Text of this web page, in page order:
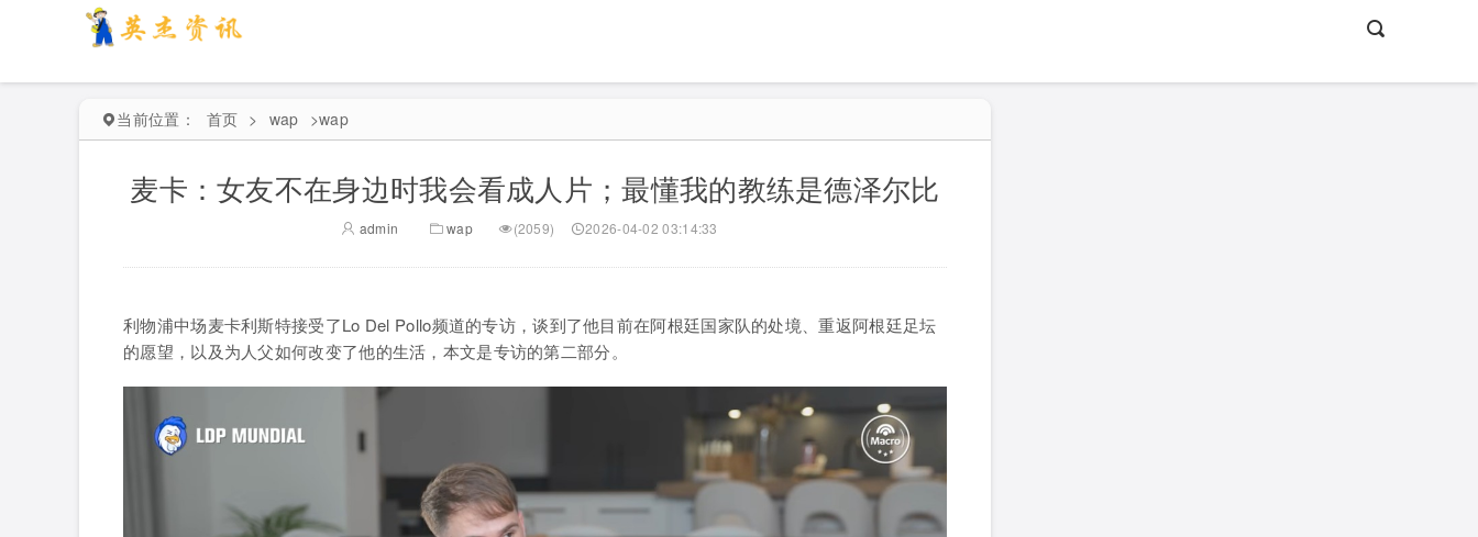
当前位置： 首页 > wap >wap
麦卡：女友不在身边时我会看成人片；最懂我的教练是德泽尔比
admin wap (2059) 2026-04-02 03:14:33
利物浦中场麦卡利斯特接受了Lo Del Pollo频道的专访，谈到了他目前在阿根廷国家队的处境、重返阿根廷足坛
的愿望，以及为人父如何改变了他的生活，本文是专访的第二部分。